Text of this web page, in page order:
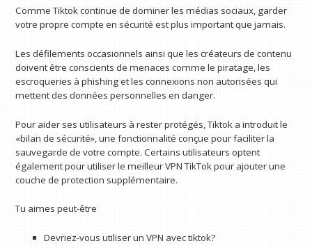
Comme Tiktok continue de dominer les médias sociaux, garder
votre propre compte en sécurité est plus important que jamais.
Les défilements occasionnels ainsi que les créateurs de contenu
doivent être conscients de menaces comme le piratage, les
escroqueries à phishing et les connexions non autorisées qui
mettent des données personnelles en danger.
Pour aider ses utilisateurs à rester protégés, Tiktok a introduit le
«bilan de sécurité», une fonctionnalité conçue pour faciliter la
sauvegarde de votre compte. Certains utilisateurs optent
également pour utiliser le meilleur VPN TikTok pour ajouter une
couche de protection supplémentaire.
Tu aimes peut-être
Devriez-vous utiliser un VPN avec tiktok?